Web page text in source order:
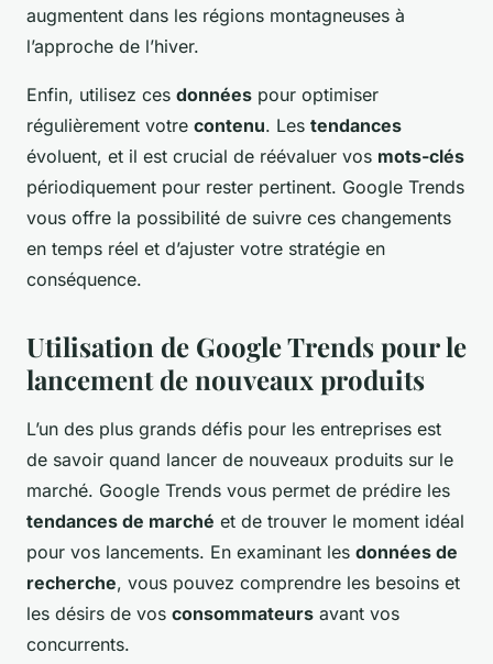
augmentent dans les régions montagneuses à
l’approche de l’hiver.
Enfin, utilisez ces données pour optimiser
régulièrement votre contenu. Les tendances
évoluent, et il est crucial de réévaluer vos mots-clés
périodiquement pour rester pertinent. Google Trends
vous offre la possibilité de suivre ces changements
en temps réel et d’ajuster votre stratégie en
conséquence.
Utilisation de Google Trends pour le
lancement de nouveaux produits
L’un des plus grands défis pour les entreprises est
de savoir quand lancer de nouveaux produits sur le
marché. Google Trends vous permet de prédire les
tendances de marché et de trouver le moment idéal
pour vos lancements. En examinant les données de
recherche, vous pouvez comprendre les besoins et
les désirs de vos consommateurs avant vos
concurrents.